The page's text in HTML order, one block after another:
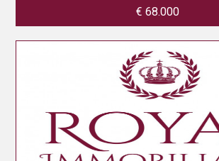
€ 68.000